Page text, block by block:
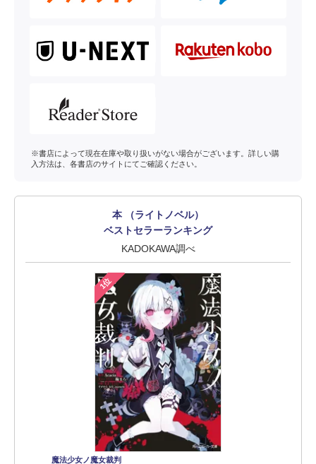
※書店によって現在在庫や取り扱いがない場合がございます。詳しい購
入方法は、各書店のサイトにてご確認ください。
本 （ライトノベル）
ベストセラーランキング
KADOKAWA調べ
1位
魔法少女ノ魔女裁判